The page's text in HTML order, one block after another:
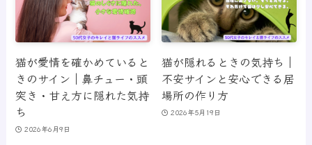
猫が愛情を確かめていると
きのサイン｜鼻チュー・頭
突き・甘え方に隠れた気持
ち
2026年6月9日
猫が隠れるときの気持ち｜
不安サインと安心できる居
場所の作り方
2026年5月19日